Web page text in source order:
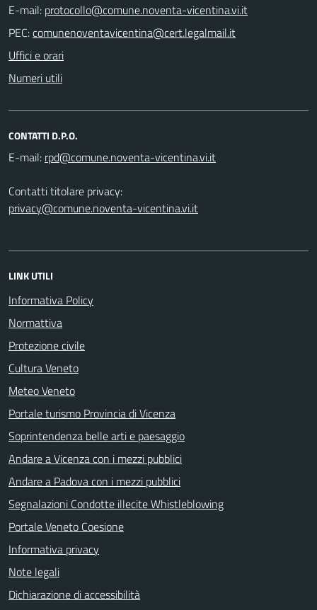
E-mail:
PEC:
Uffici e orari
Numeri utili
CONTATTI D.P.O.
E-mail:
Contatti titolare privacy:
privacy@comune.noventa-vicentina.vi.it
LINK UTILI
Informativa Policy
Normattiva
Protezione civile
Cultura Veneto
Meteo Veneto
Portale turismo Provincia di Vicenza
Soprintendenza belle arti e paesaggio
Andare a Vicenza con i mezzi pubblici
Andare a Padova con i mezzi pubblici
Segnalazioni Condotte illecite Whistleblowing
Portale Veneto Coesione
Informativa privacy
Note legali
Dichiarazione di accessibilità